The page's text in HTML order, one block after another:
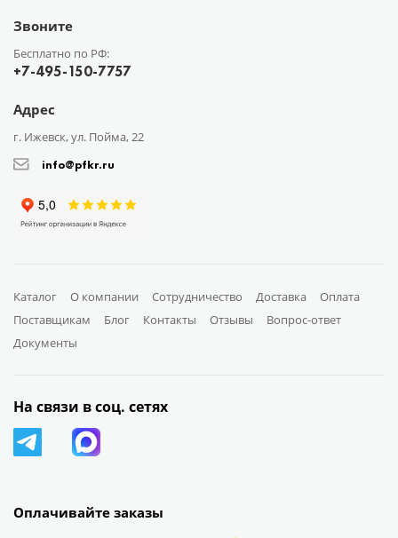
Звоните
Бесплатно по РФ:
+7-495-150-7757
Адрес
г. Ижевск, ул. Пойма, 22
info@pfkr.ru
Каталог О компании Сотрудничество Доставка
Оплата
Поставщикам
Блог Контакты Отзывы
Вопрос-ответ
Документы
Оплачивайте заказы
На связи в соц. сетях